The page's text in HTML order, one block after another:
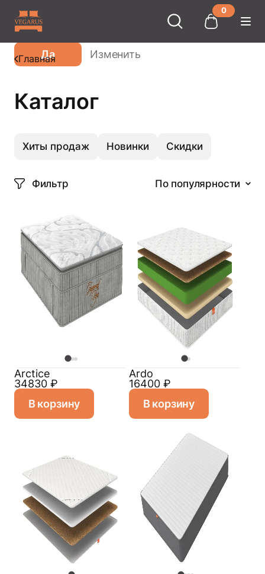
0
Ваш город
Да Изменить
Главная
Каталог
Хиты продаж Новинки Скидки
Фильтр По популярности
Arctice
34830 ₽
В корзину
Ardo
16400 ₽
В корзину